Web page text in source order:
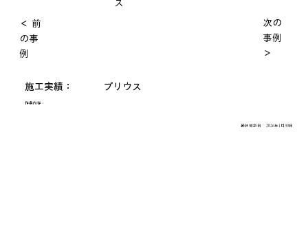
ス
施工実績： プリウス
作業内容：
最終更新日 2026年1月30日
＜ 前
の事
例
次の
事例
＞